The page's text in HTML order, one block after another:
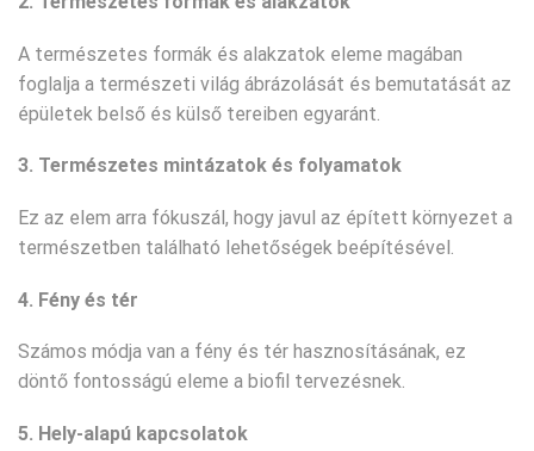
A természetes formák és alakzatok eleme magában
foglalja a természeti világ ábrázolását és bemutatását az
épületek belső és külső tereiben egyaránt.
3. Természetes mintázatok és folyamatok
Ez az elem arra fókuszál, hogy javul az épített környezet a
természetben található lehetőségek beépítésével.
4. Fény és tér
Számos módja van a fény és tér hasznosításának, ez
döntő fontosságú eleme a biofil tervezésnek.
5. Hely-alapú kapcsolatok